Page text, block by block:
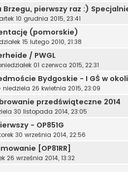
Brzegu, pierwszy raz :)
10 grudnia 2015, 23:41
(pomorskie)
15 lutego 2010, 21:38
/ PWGL
01 czerwca 2015, 22:31
Bydgoskie - I GŚ w
niedziela 26 kwietnia 2015, 23:09
przedświąteczne 2014
30 listopada 2014, 23:05
- OP851G
30 września 2014, 22:56
[OP81RR]
26 września 2014, 13:32